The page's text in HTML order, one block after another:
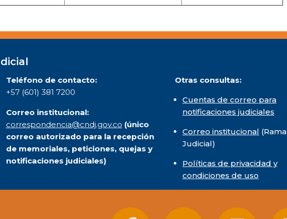
Teléfono de contacto:
+57 (601) 381 7200
Correo institucional:
correspondencia@cndj.gov.co (único
correo autorizado para la recepción
de memoriales, peticiones, quejas y
notificaciones judiciales)
Otras consultas:
Cuentas de correo para
notificaciones judiciales
Correo institucional (Rama
Judicial)
Políticas de privacidad y
condiciones de uso